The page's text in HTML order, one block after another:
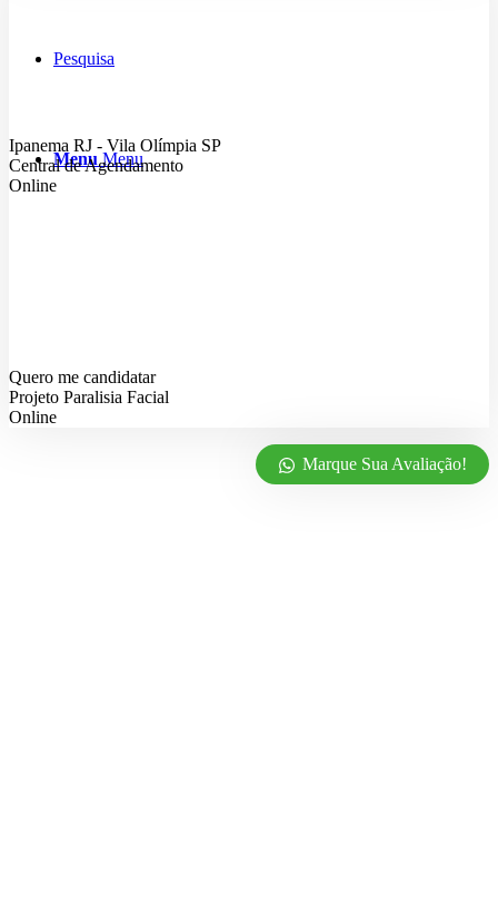
Pesquisa
Menu Menu
Ipanema RJ - Vila Olímpia SP
Central de Agendamento
Online
Quero me candidatar
Projeto Paralisia Facial
Online
Marque Sua Avaliação!